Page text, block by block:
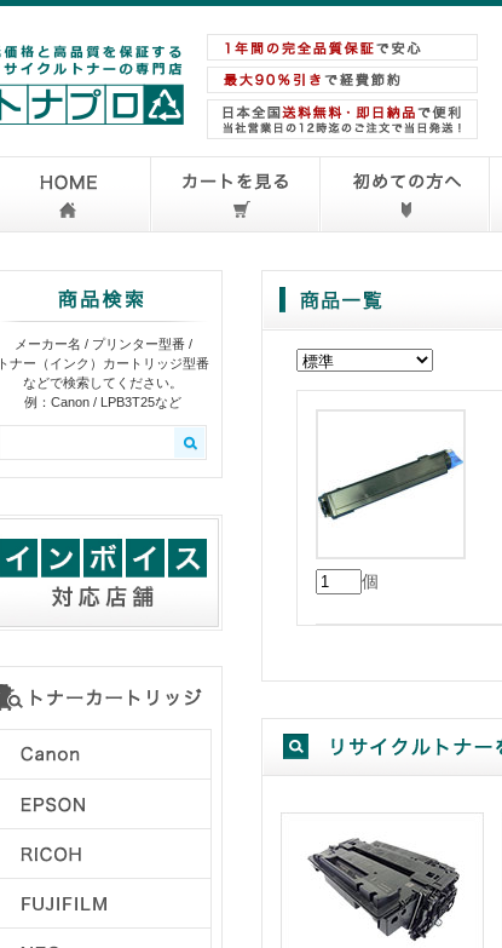
メーカー名 / プリンター型番 /
トナー（インク）カートリッジ型番
などで検索してください。
例：Canon / LPB3T25など
個